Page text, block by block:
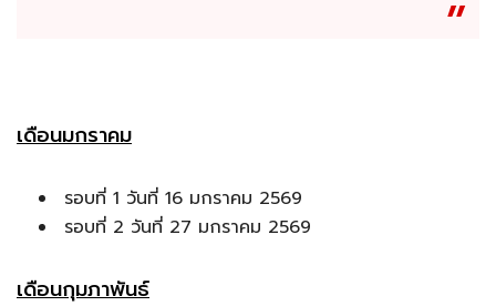
เดือนมกราคม
รอบที่ 1 วันที่ 16 มกราคม 2569
รอบที่ 2 วันที่ 27 มกราคม 2569
เดือนกุมภาพันธ์